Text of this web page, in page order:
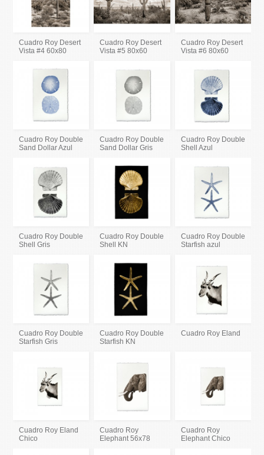
Cuadro Roy Desert
Vista #4 60x80
Cuadro Roy Desert
Vista #5 80x60
Cuadro Roy Desert
Vista #6 80x60
Cuadro Roy Double
Sand Dollar Azul
Cuadro Roy Double
Sand Dollar Gris
Cuadro Roy Double
Shell Azul
Cuadro Roy Double
Shell Gris
Cuadro Roy Double
Shell KN
Cuadro Roy Double
Starfish azul
Cuadro Roy Double
Starfish Gris
Cuadro Roy Double
Starfish KN
Cuadro Roy Eland
Cuadro Roy Eland
Chico
Cuadro Roy
Elephant 56x78
Cuadro Roy
Elephant Chico